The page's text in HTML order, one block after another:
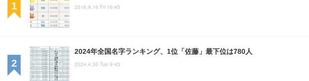
2016.9.16 Fri 16:45
2024年全国名字ランキング、1位「佐藤」最下位は780人
2024.4.30 Tue 9:45